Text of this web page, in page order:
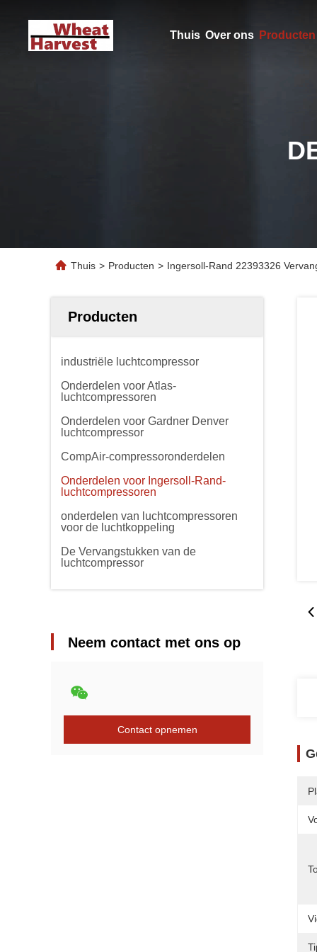
Thuis Over ons Producten
Thuis > Producten > Ingersoll-Rand 22393326
Producten
industriële luchtcompressor
Onderdelen voor Atlas-
luchtcompressoren
Onderdelen voor Gardner Denver
luchtcompressor
CompAir-compressoronderdelen
Onderdelen voor Ingersoll-Rand-
luchtcompressoren
onderdelen van luchtcompressoren
voor de luchtkoppeling
De Vervangstukken van de
luchtcompressor
Neem contact met ons op
Contact opnemen